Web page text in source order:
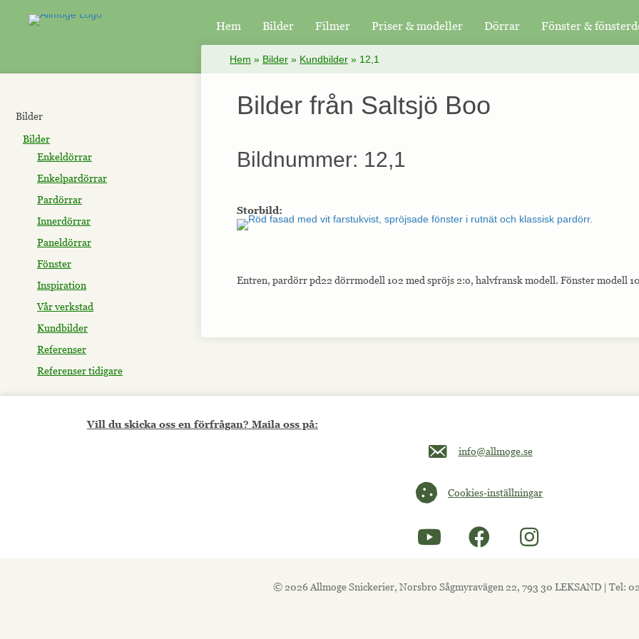
Hem Bilder Filmer Priser & modeller Dörrar Fönster &
Bilder
Bilder
Enkeldörrar
Enkelpardörrar
Pardörrar
Innerdörrar
Paneldörrar
Fönster
Inspiration
Vår verkstad
Kundbilder
Referenser
Referenser tidigare
Hem » Bilder » Kundbilder » 12,1
Bilder från Saltsjö Boo
Bildnummer: 12,1
Storbild:
Entren, pardörr pd22 dörrmodell 102 med spröjs 2:o, halvfransk modell. Fönster modell
Vill du skicka oss en förfrågan? Maila oss på:
Maila oss på info@allmoge.se
info@allmoge.se
Cookies-inställningar
Cookies-inställningar
© 2026 Allmoge Snickerier, Norsbro Sågmyravägen 22, 793 30 LEKSAND | Tel: